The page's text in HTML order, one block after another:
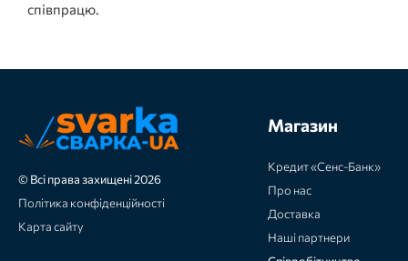
співпрацю.
© Всі права захищені 2026
Політика конфіденційності
Карта сайту
Магазин
Кредит «Сенс-Банк»
Про нас
Доставка
Наші партнери